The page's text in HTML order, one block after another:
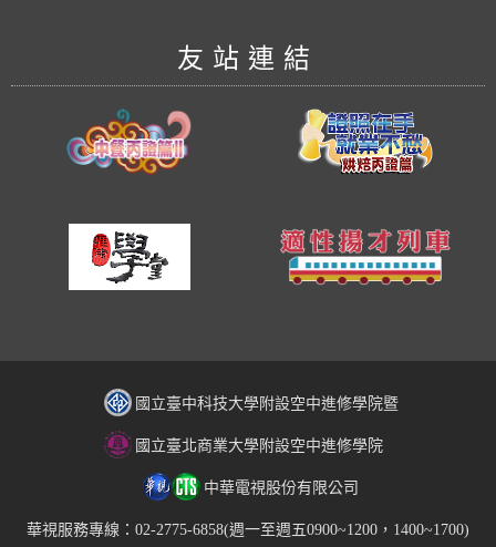
友站連結
國立臺中科技大學附設空中進修學院暨
國立臺北商業大學附設空中進修學院
中華電視股份有限公司
華視服務專線：02-2775-6858(週一至週五0900~1200，1400~1700)